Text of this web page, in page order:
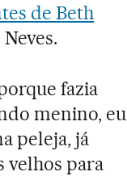
de Beth
fazia
menino, eu
peleja, já
velhos para